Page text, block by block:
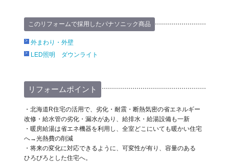
このリフォームで採用したパナソニック商品
外まわり・外壁
LED照明 ダウンライト
リフォームポイント
・北海道R住宅の活用で、劣化・耐震・断熱気密の省エネルギー
改修・給水管の劣化・漏水があり、給排水・給湯設備も一新
・暖房給湯は省エネ機器を利用し、全室どこにいても暖かい住宅
へ→光熱費の削減
・将来の変化に対応できるように、可変性が有り、容量のある
ひろびろとした住宅へ。